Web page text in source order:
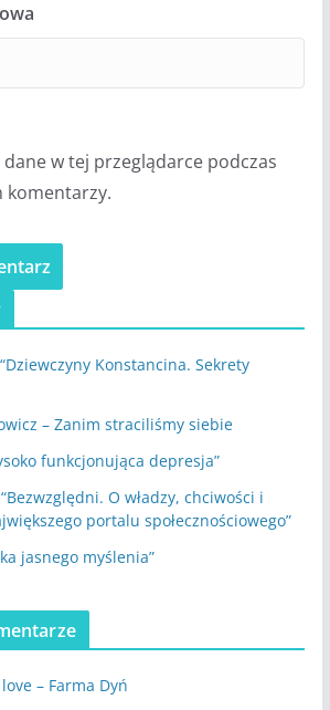
w tej przeglądarce podczas
komentarzy.
Konstancina. Sekrety
– Zanim straciliśmy siebie
funkcjonująca depresja”
O władzy, chciwości i
portalu społecznościowego”
jasnego myślenia”
– Farma Dyń